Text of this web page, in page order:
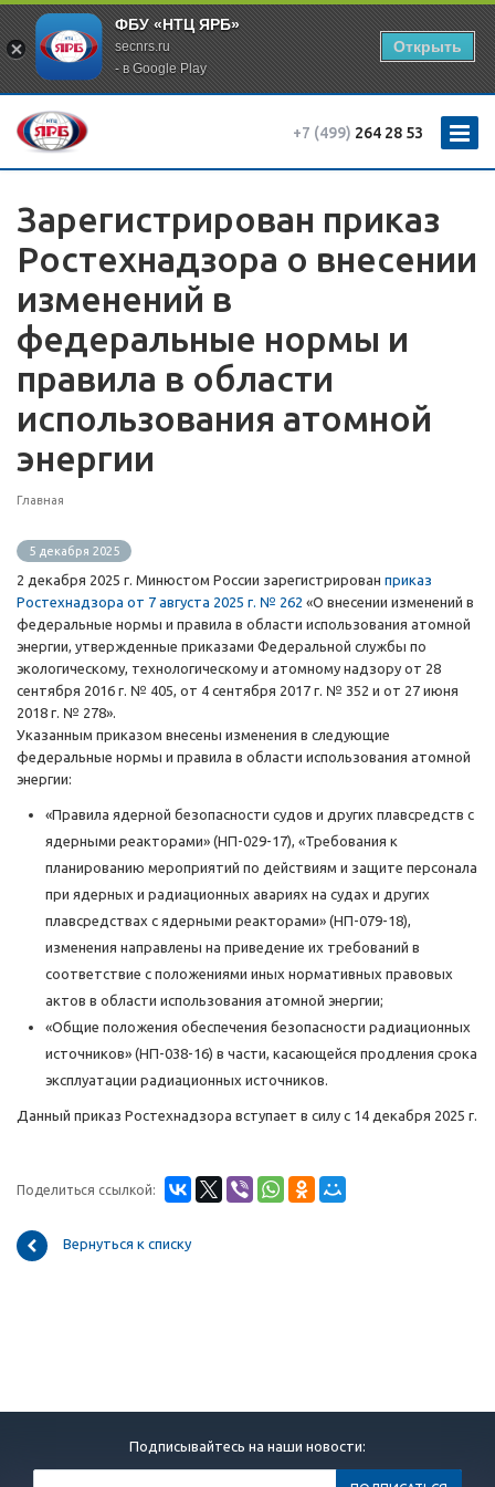
ФБУ «НТЦ ЯРБ»
secnrs.ru
- в Google Play
Открыть
+7 (499) 264 28 53
Зарегистрирован приказ
Ростехнадзора о внесении
изменений в
федеральные нормы и
правила в области
использования атомной
энергии
Главная
5 декабря 2025
2 декабря 2025 г. Минюстом России зарегистрирован приказ
Ростехнадзора от 7 августа 2025 г. № 262 «О внесении изменений в
федеральные нормы и правила в области использования атомной
энергии, утвержденные приказами Федеральной службы по
экологическому, технологическому и атомному надзору от 28
сентября 2016 г. № 405, от 4 сентября 2017 г. № 352 и от 27 июня
2018 г. № 278».
Указанным приказом внесены изменения в следующие
федеральные нормы и правила в области использования атомной
энергии:
«Правила ядерной безопасности судов и других плавсредств с
ядерными реакторами» (НП-029-17), «Требования к
планированию мероприятий по действиям и защите персонала
при ядерных и радиационных авариях на судах и других
плавсредствах с ядерными реакторами» (НП-079-18),
изменения направлены на приведение их требований в
соответствие с положениями иных нормативных правовых
актов в области использования атомной энергии;
«Общие положения обеспечения безопасности радиационных
источников» (НП-038-16) в части, касающейся продления срока
эксплуатации радиационных источников.
Данный приказ Ростехнадзора вступает в силу с 14 декабря 2025 г.
Поделиться ссылкой:
Вернуться к списку
Подписывайтесь на наши новости: